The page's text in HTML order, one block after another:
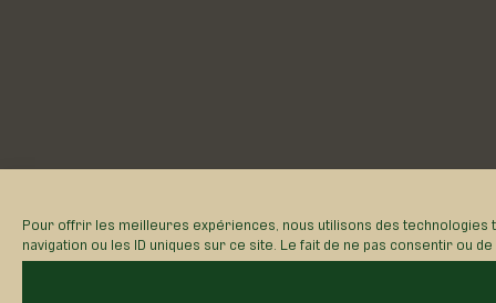
Pour offrir les meilleures expériences, nous utilisons des
navigation ou les ID uniques sur ce site. Le fait de ne pas consentir